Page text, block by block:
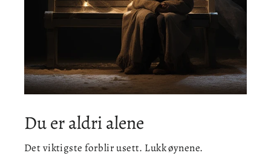
Du er aldri alene
Det viktigste forblir usett. Lukk øynene.